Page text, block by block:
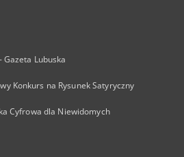
Lubuska
Konkurs na Rysunek Satyryczny
Cyfrowa dla Niewidomych